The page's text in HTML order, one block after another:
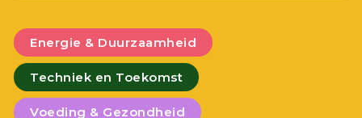
Energie & Duurzaamheid
Techniek en Toekomst
Voeding & Gezondheid